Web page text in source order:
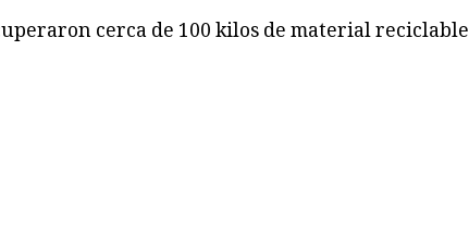
cerca de 100 kilos de material reciclable